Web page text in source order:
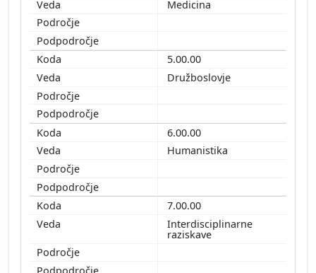
Medicina
5.00.00
Družboslovje
6.00.00
Humanistika
7.00.00
Interdisciplinarne
raziskave